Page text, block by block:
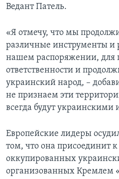
Ведант Патель.
«Я отмечу, что мы
различные инструменты
нашем распоряжении, для
ответственности и
украинский народ, –
не признаем эти
всегда будут украинскими
Европейские лидеры
том, что она присоединит
оккупированных
организованных Кремлем